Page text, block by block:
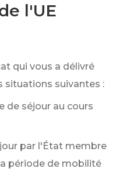
l'UE
qui vous a délivré
situations suivantes :
de séjour au cours
par l'État membre
période de mobilité